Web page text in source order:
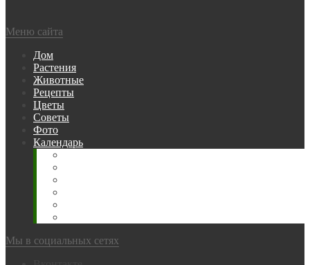
Меню сайта
Дом
Растения
Животные
Рецепты
Цветы
Советы
Фото
Календарь
Мы в социальных сетях